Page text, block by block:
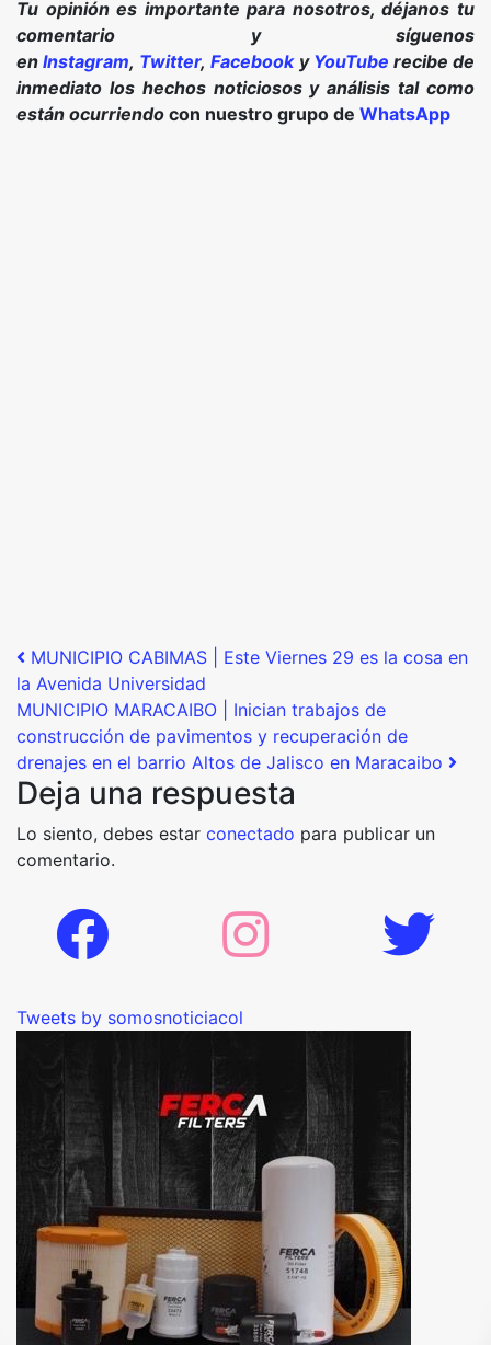
Tu opinión es importante para nosotros, déjanos tu
comentario y síguenos
enInstagram, Twitter,Facebooky YouTube recibe de
inmediato los hechos noticiosos y análisis tal como
están ocurriendo con nuestro grupo de WhatsApp
Post navigation
MUNICIPIO CABIMAS | Este Viernes 29 es la cosa en
la Avenida Universidad
MUNICIPIO MARACAIBO | Inician trabajos de
construcción de pavimentos y recuperación de
drenajes en el barrio Altos de Jalisco en Maracaibo
Deja una respuesta
Lo siento, debes estar conectado para publicar un
comentario.
Tweets by somosnoticiacol